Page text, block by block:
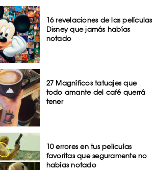
16 revelaciones de las películas
Disney que jamás habías
notado
27 Magníficos tatuajes que
todo amante del café querrá
tener
10 errores en tus películas
favoritas que seguramente no
habías notado